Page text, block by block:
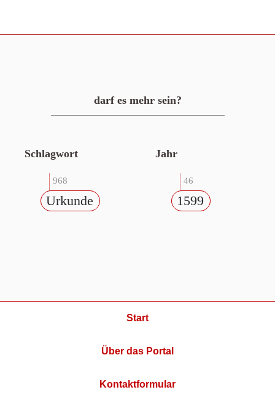
darf es mehr sein?
Schlagwort
968
Urkunde
Jahr
46
1599
Start
Über das Portal
Kontaktformular